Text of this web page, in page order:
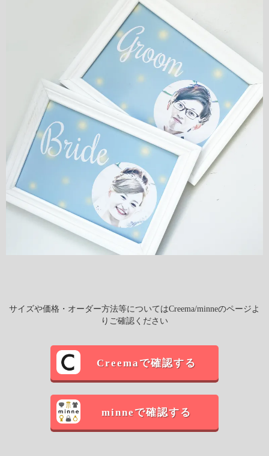
サイズや価格・オーダー方法等についてはCreema/minneのページよ
りご確認ください
Creemaで確認する
minneで確認する